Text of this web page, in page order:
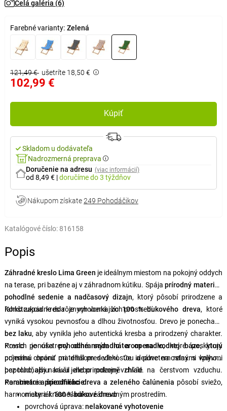
Celá galéria (6)
Farebné varianty: Zelená
121,49 € ušetríte 18,50 €
102,99 €
Kúpiť
Skladom u dodávateľa
Nadrozmerná preprava
Doručenie na adresu (viac informácií)
od 8,49 € |doručímedo 3 týždňov
Nákupom získate249 Pohodáčikov
Katalógové číslo: 816158
Popis
Záhradné kreslo Lima Green je ideálnym miestom na pokojný oddych
na terase, pri bazéne aj v záhradnom kútiku. Spája prírodný materiál,
pohodlné sedenie a nadčasový dizajn, ktorý pôsobí prirodzene a
ľahko zapadne do rôznych vonkajších prostredí.
Konštrukcia kresla je vyrobená zo100 % bukového dreva, ktoré
vyniká vysokou pevnosťou a dlhou životnosťou. Drevo je ponechané
bez laku, aby vynikla jeho autentická kresba a prirodzený charakter.
Povrch je ošetrenýochranným náterom na vodnej báze, ktorý
pomáha chrániť materiál pred vlhkosťou a poveternostnými vplyvmi
bez toho, aby narušil jeho prirodzený vzhľad.
Kreslo ponúkapohodlné sedadlo a operadlo, ktoré poskytujú
príjemnú oporu pri dlhšom sedení. Je ideálne na relax s knihou,
popoludňajšiu kávu alebo pokojné chvíle na čerstvom vzduchu.
Kombináciaprírodného dreva a zeleného čalúnenia pôsobí sviežo,
harmonicky a krásne ladí so záhradným prostredím.
Parametre a špecifikácie
materiál:100 % bukové drevo
povrchová úprava:nelakované vyhotovenie